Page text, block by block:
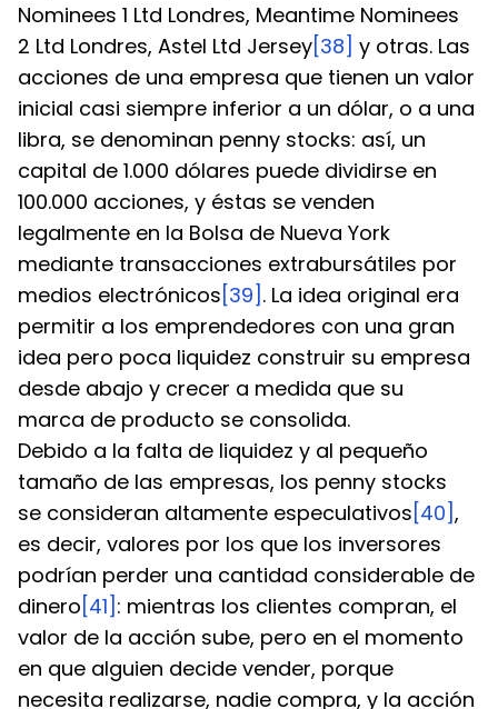
Nominees 1 Ltd Londres, Meantime Nominees
2 Ltd Londres, Astel Ltd Jersey[38] y otras. Las
acciones de una empresa que tienen un valor
inicial casi siempre inferior a un dólar, o a una
libra, se denominan penny stocks: así, un
capital de 1.000 dólares puede dividirse en
100.000 acciones, y éstas se venden
legalmente en la Bolsa de Nueva York
mediante transacciones extrabursátiles por
medios electrónicos [39] . La idea original era
permitir a los emprendedores con una gran
idea pero poca liquidez construir su empresa
desde abajo y crecer a medida que su
marca de producto se consolida.
Debido a la falta de liquidez y al pequeño
tamaño de las empresas, los penny stocks
se consideran altamente especulativos [40],
es decir, valores por los que los inversores
podrían perder una cantidad considerable de
dinero [41] : mientras los clientes compran, el
valor de la acción sube, pero en el momento
en que alguien decide vender, porque
necesita realizarse, nadie compra, y la acción